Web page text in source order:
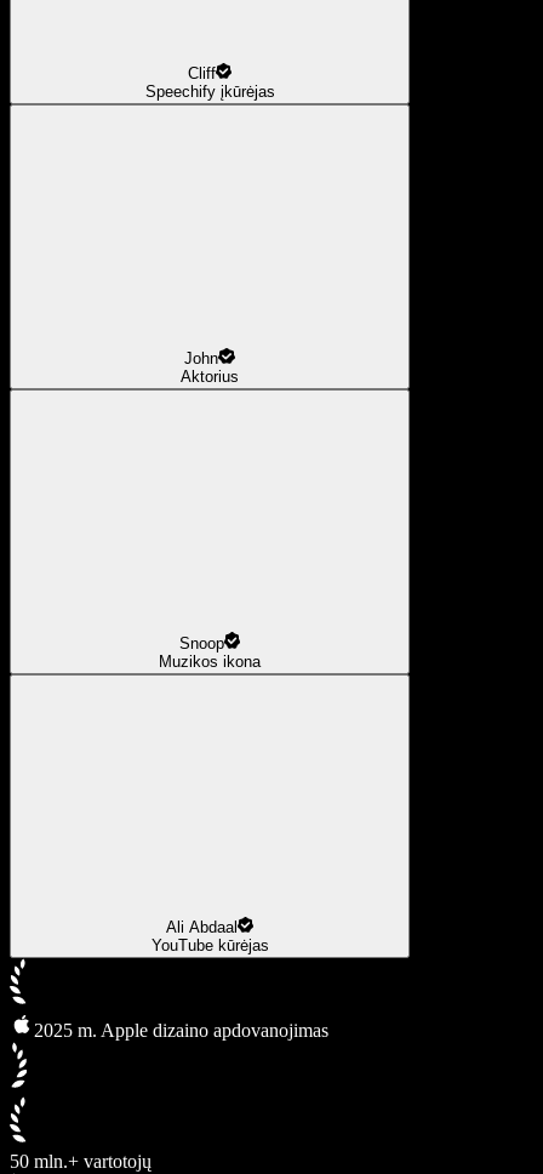
Cliff
Speechify įkūrėjas
John
Aktorius
Snoop
Muzikos ikona
Ali Abdaal
YouTube kūrėjas
2025 m. Apple dizaino apdovanojimas
50 mln.+ vartotojų